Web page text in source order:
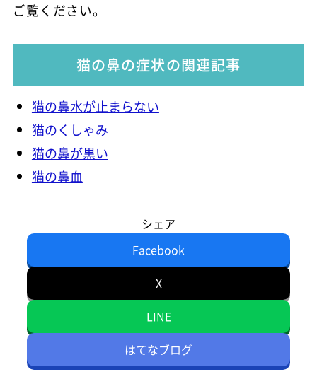
ご覧ください。
猫の鼻の症状の関連記事
猫の鼻水が止まらない
猫のくしゃみ
猫の鼻が黒い
猫の鼻血
シェア
Facebook
X
LINE
はてなブログ